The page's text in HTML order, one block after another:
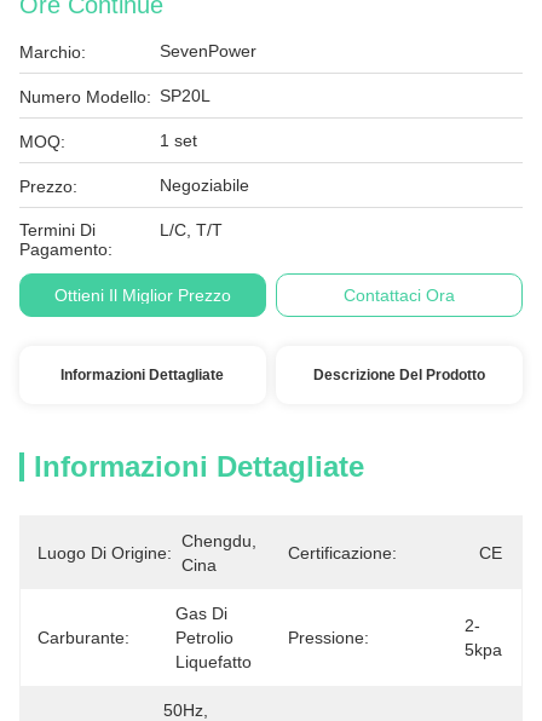
Marchio: SevenPower
Numero Modello: SP20L
MOQ: 1 set
Prezzo: Negoziabile
Termini Di
Pagamento:
L/C, T/T
Ottieni Il Miglior Prezzo Contattaci Ora
Informazioni Dettagliate Descrizione Del Prodotto
Informazioni Dettagliate
Luogo Di Origine:
Chengdu,
Cina
Certificazione: CE
Carburante:
Gas Di
Petrolio
Liquefatto
Pressione:
2-
5kpa
50Hz,